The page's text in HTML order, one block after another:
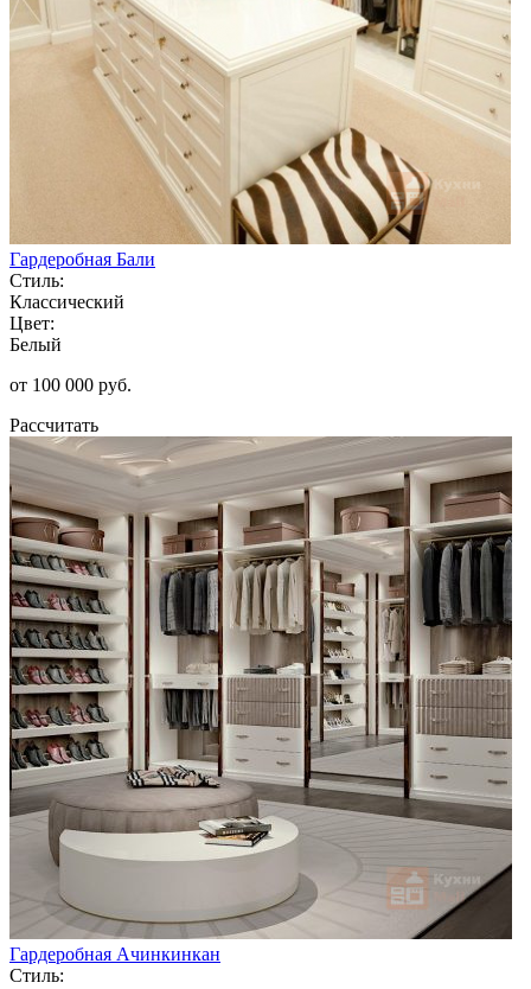
Гардеробная Бали
Стиль:
Классический
Цвет:
Белый
от 100 000 руб.
Рассчитать
Гардеробная Ачинкинкан
Стиль: